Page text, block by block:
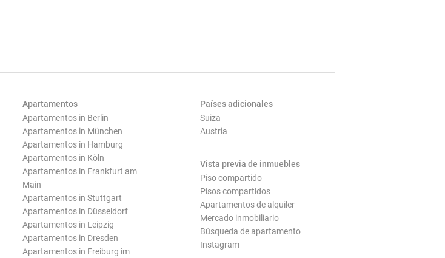
Apartamentos
Apartamentos in Berlin
Apartamentos in München
Apartamentos in Hamburg
Apartamentos in Köln
Apartamentos in Frankfurt am
Main
Apartamentos in Stuttgart
Apartamentos in Düsseldorf
Apartamentos in Leipzig
Apartamentos in Dresden
Apartamentos in Freiburg im
Países adicionales
Suiza
Austria
Vista previa de inmuebles
Piso compartido
Pisos compartidos
Apartamentos de alquiler
Mercado inmobiliario
Búsqueda de apartamento
Instagram